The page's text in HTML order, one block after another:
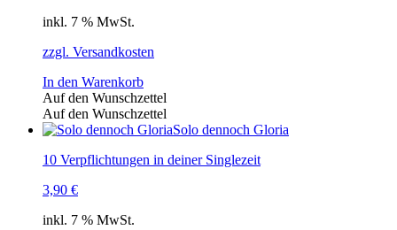
inkl. 7 % MwSt.
zzgl. Versandkosten
In den Warenkorb
Auf den Wunschzettel
Auf den Wunschzettel
Solo dennoch Gloria
10 Verpflichtungen in deiner Singlezeit
3,90 €
inkl. 7 % MwSt.